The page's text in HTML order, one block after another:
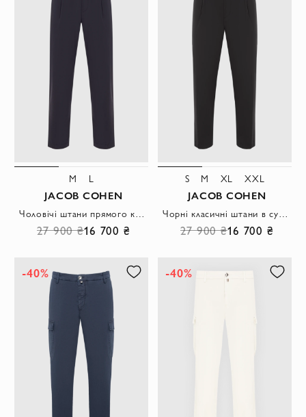
M L
JACOB COHEN
27 900 ₴16 700 ₴
S M XL XXL
JACOB COHEN
27 900 ₴16 700 ₴
-40% -40%